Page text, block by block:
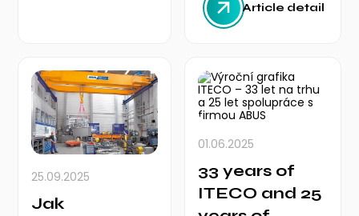
Article detail
25.09.2025
Jak
01.06.2025
33 years of
ITECO and 25